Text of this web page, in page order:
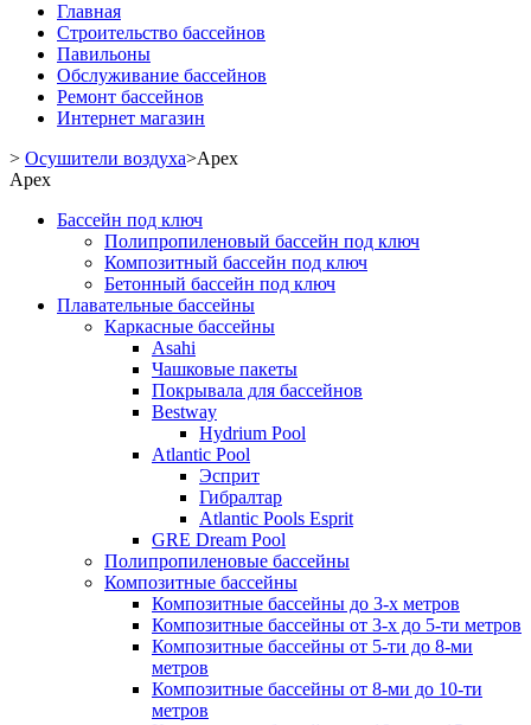
Главная
Строительство бассейнов
Павильоны
Обслуживание бассейнов
Ремонт бассейнов
Интернет магазин
> Осушители воздуха>Apex
Apex
Бассейн под ключ
Полипропиленовый бассейн под ключ
Композитный бассейн под ключ
Бетонный бассейн под ключ
Плавательные бассейны
Каркасные бассейны
Asahi
Чашковые пакеты
Покрывала для бассейнов
Bestway
Hydrium Pool
Atlantic Pool
Эсприт
Гибралтар
Atlantic Pools Esprit
GRE Dream Pool
Полипропиленовые бассейны
Композитные бассейны
Композитные бассейны до 3-х метров
Композитные бассейны от 3-х до 5-ти метров
Композитные бассейны от 5-ти до 8-ми
метров
Композитные бассейны от 8-ми до 10-ти
метров